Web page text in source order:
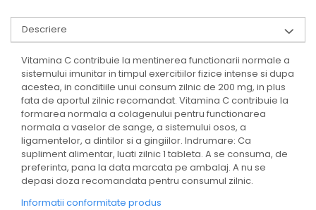
COLON
SUPLIMENTE IMUNITATE
COSMETICE FAȚĂ
CREME CORP-MASAJ-MAINI -
CALCAIE
FOOD SEMINȚE- OLEAGINOASE
ULEIURI
CEAIURI
GEMODERIVATE
Descriere
Vitamina C contribuie la mentinerea functionarii normale a
sistemului imunitar in timpul exercitiilor fizice intense si dupa
acestea, in conditiile unui consum zilnic de 200 mg, in plus
fata de aportul zilnic recomandat. Vitamina C contribuie la
formarea normala a colagenului pentru functionarea
normala a vaselor de sange, a sistemului osos, a
ligamentelor, a dintilor si a gingiilor. Indrumare: Ca
supliment alimentar, luati zilnic 1 tableta. A se consuma, de
preferinta, pana la data marcata pe ambalaj. A nu se
depasi doza recomandata pentru consumul zilnic.
Informatii conformitate produs